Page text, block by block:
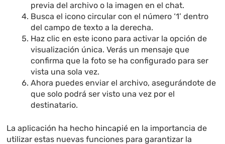
previa del archivo o la imagen en el chat.
Busca el icono circular con el número ‘1’ dentro
del campo de texto a la derecha.
Haz clic en este icono para activar la opción de
visualización única. Verás un mensaje que
confirma que la foto se ha configurado para ser
vista una sola vez.
Ahora puedes enviar el archivo, asegurándote de
que solo podrá ser visto una vez por el
destinatario.
La aplicación ha hecho hincapié en la importancia de
utilizar estas nuevas funciones para garantizar la